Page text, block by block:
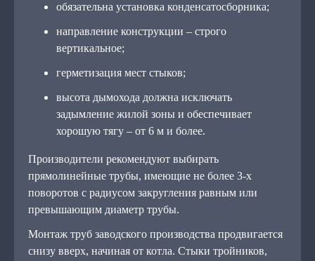
обязательна установка конденсатосборника;
направление конструкции – строго
вертикальное;
герметизация мест стыков;
высота дымохода должна исключать
задымление жилой зоны и обеспечивает
хорошую тягу – от 6 м и более.
Производители рекомендуют выбирать
прямолинейные трубы, имеющие не более 3-х
поворотов с радиусом закругления равным или
превышающим диаметр трубы.
Монтаж труб заводского производства продвигается
снизу вверх, начиная от котла. Стыки тройников,